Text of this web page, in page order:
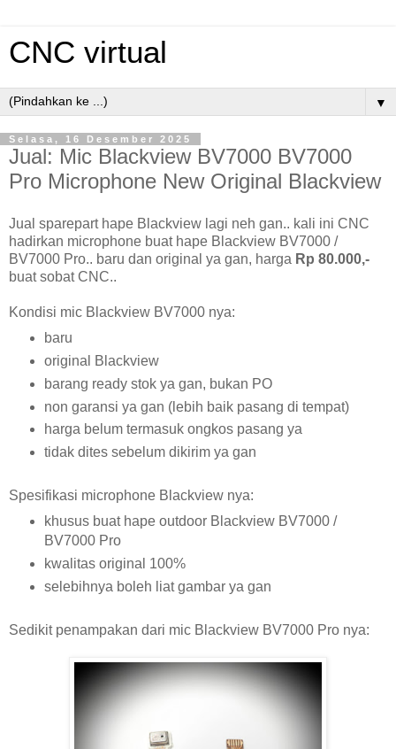
CNC virtual
▼
Selasa, 16 Desember 2025
Jual: Mic Blackview BV7000 BV7000
Pro Microphone New Original Blackview
Jual sparepart hape Blackview lagi neh gan.. kali ini CNC
hadirkan microphone buat hape Blackview BV7000 /
BV7000 Pro.. baru dan original ya gan, harga Rp 80.000,-
buat sobat CNC..
Kondisi mic Blackview BV7000 nya:
baru
original Blackview
barang ready stok ya gan, bukan PO
non garansi ya gan (lebih baik pasang di tempat)
harga belum termasuk ongkos pasang ya
tidak dites sebelum dikirim ya gan
Spesifikasi microphone Blackview nya:
khusus buat hape outdoor Blackview BV7000 /
BV7000 Pro
kwalitas original 100%
selebihnya boleh liat gambar ya gan
Sedikit penampakan dari mic Blackview BV7000 Pro nya: